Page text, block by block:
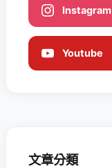
Instagram
Youtube
文章分類